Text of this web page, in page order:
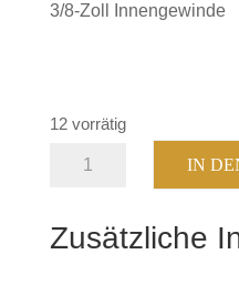
3/8-Zoll Innengewinde
12 vorrätig
PRO
Adapter
PL-
IN
Zusätzliche